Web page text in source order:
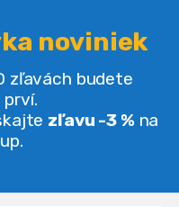
noviniek
zľavách budete
zľavu -3 % na